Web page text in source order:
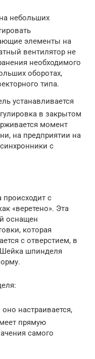
небольших
элементы на
вентилятор не
необходимого
оборотах,
типа.
устанавливается
в закрытом
момент
на предприятии на
с
с
«веретено». Эта
оснащен
которая
с отверстием, в
шпинделя
настраивается,
прямую
самого